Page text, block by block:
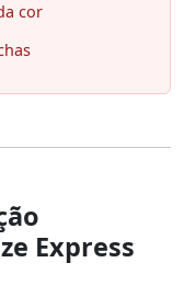
cor
Express